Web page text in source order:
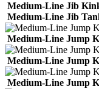
Medium-Line Jib
Medium-Line Jib
Medium-Line Jump
Medium-Line Jump
Medium-Line Jump